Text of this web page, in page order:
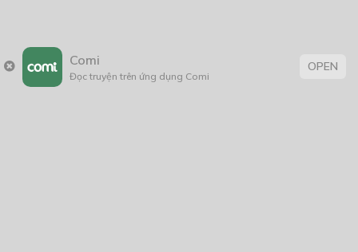
Comi
Đọc truyện trên ứng dụng Comi
OPEN